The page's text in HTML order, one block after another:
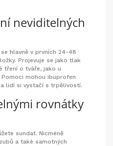
neviditelných
hlavně v prvních 24-48
Projevuje se jako tlak
tření o tváře, jako u
mohou ibuprofen
lidí si vystačí s trpělivostí.
rovnátky
sundat. Nicméně
a také samotných